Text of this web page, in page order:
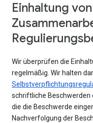
Einhaltung
Wir überprüfen die
regelmäßig. Wir halten
schriftliche Beschwerden
die die Beschwerde
Nachverfolgung der